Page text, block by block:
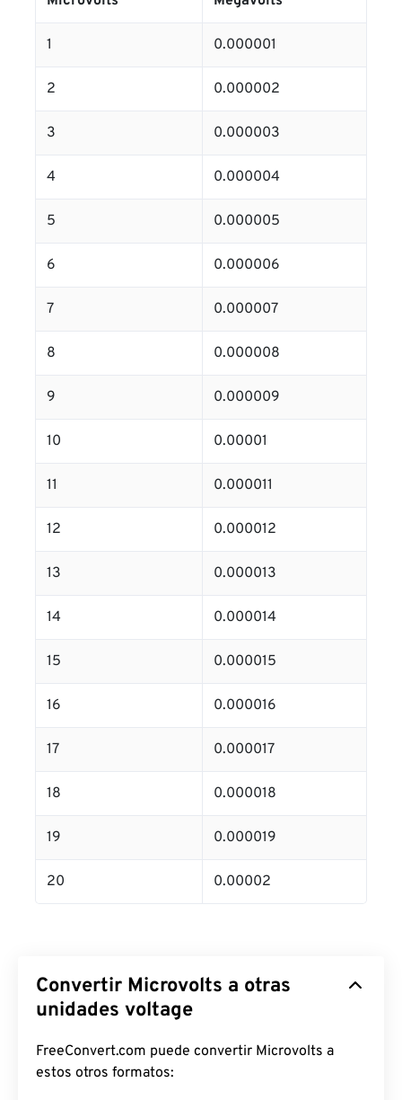
1 0.000001
2 0.000002
3 0.000003
4 0.000004
5 0.000005
6 0.000006
7 0.000007
8 0.000008
9 0.000009
10 0.00001
11 0.000011
12 0.000012
13 0.000013
14 0.000014
15 0.000015
16 0.000016
17 0.000017
18 0.000018
19 0.000019
20 0.00002
Convertir Microvolts a otras
unidades voltage
FreeConvert.com puede convertir Microvolts a
estos otros formatos: